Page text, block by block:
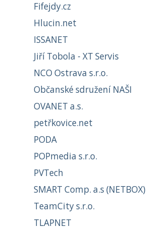
Fifejdy.cz
Hlucin.net
ISSANET
Jiří Tobola - XT Servis
NCO Ostrava s.r.o.
Občanské sdružení NAŠI
OVANET a.s.
petřkovice.net
PODA
POPmedia s.r.o.
PVTech
SMART Comp. a.s (NETBOX)
TeamCity s.r.o.
TLAPNET